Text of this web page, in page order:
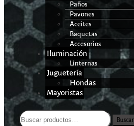
Paños
Pavones
Aceites
Baquetas
Accesorios
Iluminación
Linternas
Juguetería
Hondas
Mayoristas
Buscar